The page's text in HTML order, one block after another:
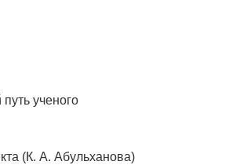
ученого
(К. А. Абульханова)